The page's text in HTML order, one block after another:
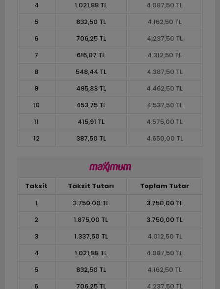
4
1.021,88 TL
4.087,50 TL
5
832,50 TL
4.162,50 TL
6
706,25 TL
4.237,50 TL
7
616,07 TL
4.312,50 TL
8
548,44 TL
4.387,50 TL
9
495,83 TL
4.462,50 TL
10
453,75 TL
4.537,50 TL
11
415,91 TL
4.575,00 TL
12
387,50 TL 4.650,00 TL
Taksit Taksit Tutarı
Toplam Tutar
1
3.750,00 TL
3.750,00 TL
2
1.875,00 TL
3.750,00 TL
3
1.337,50 TL
4.012,50 TL
4
1.021,88 TL
4.087,50 TL
5
832,50 TL
4.162,50 TL
6
706,25 TL 4.237,50 TL